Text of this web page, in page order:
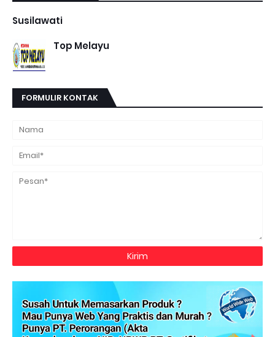
Susilawati
Top Melayu
FORMULIR KONTAK